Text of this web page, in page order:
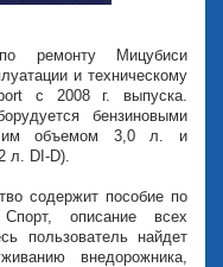
по ремонту Мицубиси
и техническому
с 2008 г. выпуска.
бензиновыми
объемом 3,0 л. и
л. DI-D).
содержит пособие по
описание всех
пользователь найдет
внедорожника,